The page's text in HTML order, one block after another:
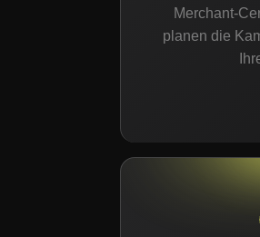
Merchant-
planen die